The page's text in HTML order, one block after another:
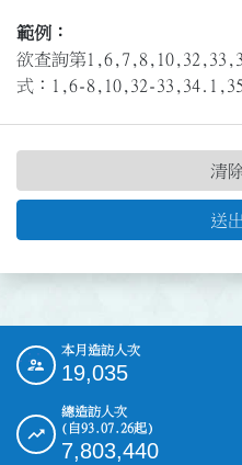
範例：
欲查詢第
式：1,6-8,10,32-
送
清
::: 本月造訪人次
19,035
總造訪人次
(自93.07.26起)
7,803,440